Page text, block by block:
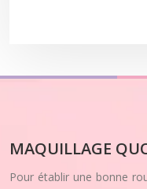
MAQUILLAGE
Pour établir une bonne